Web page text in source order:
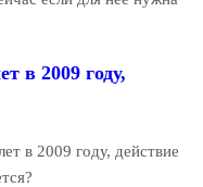
в 2009 году,
в 2009 году, действие